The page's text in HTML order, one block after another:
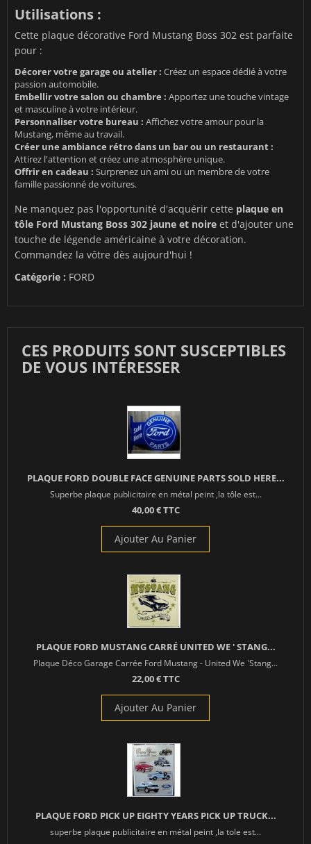
Utilisations :
Cette plaque décorative Ford Mustang Boss 302 est parfaite
pour :
Décorer votre garage ou atelier : Créez un espace dédié à votre
passion automobile.
Embellir votre salon ou chambre : Apportez une touche vintage
et masculine à votre intérieur.
Personnaliser votre bureau : Affichez votre amour pour la
Mustang, même au travail.
Créer une ambiance rétro dans un bar ou un restaurant :
Attirez l'attention et créez une atmosphère unique.
Offrir en cadeau : Surprenez un ami ou un membre de votre
famille passionné de voitures.
Ne manquez pas l'opportunité d'acquérir cette plaque en
tôle Ford Mustang Boss 302 jaune et noire et d'ajouter une
touche de légende américaine à votre décoration.
Commandez la vôtre dès aujourd'hui !
Catégorie : FORD
CES PRODUITS SONT SUSCEPTIBLES
DE VOUS INTÉRESSER
PLAQUE FORD DOUBLE FACE GENUINE PARTS SOLD HERE...
Superbe plaque publicitaire en métal peint ,la tôle est...
40,00 € TTC
Ajouter Au Panier
PLAQUE FORD MUSTANG CARRÉ UNITED WE ' STANG...
Plaque Déco Garage Carrée Ford Mustang - United We 'Stang...
22,00 € TTC
Ajouter Au Panier
PLAQUE FORD PICK UP EIGHTY YEARS PICK UP TRUCK...
superbe plaque publicitaire en métal peint ,la tole est...